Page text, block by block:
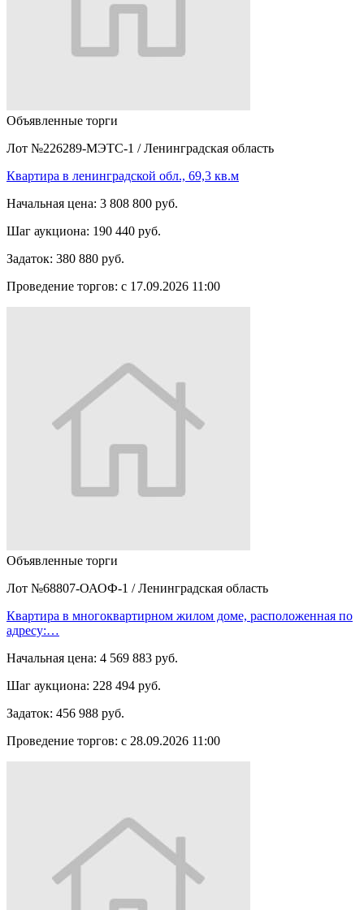
Объявленные торги
Лот №226289-МЭТС-1 / Ленинградская область
Квартира в ленинградской обл., 69,3 кв.м
Начальная цена: 3 808 800 руб.
Шаг аукциона: 190 440 руб.
Задаток: 380 880 руб.
Проведение торгов: с 17.09.2026 11:00
Объявленные торги
Лот №68807-ОАОФ-1 / Ленинградская область
Квартира в многоквартирном жилом доме, расположенная по
адресу:…
Начальная цена: 4 569 883 руб.
Шаг аукциона: 228 494 руб.
Задаток: 456 988 руб.
Проведение торгов: с 28.09.2026 11:00